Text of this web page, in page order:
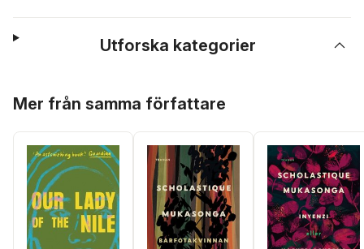
Utforska kategorier
Mer från samma författare